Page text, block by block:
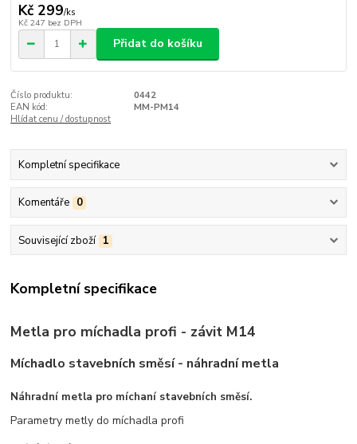
Kč 299/ks
Kč 247 bez DPH
Přidat do košíku
Číslo produktu:
0442
EAN kód:
MM-PM14
Hlídat cenu / dostupnost
Kompletní specifikace
Komentáře 0
Související zboží 1
Kompletní specifikace
Metla pro míchadla profi - závit M14
Míchadlo stavebních směsí - náhradní metla
Náhradní metla pro míchaní stavebních směsí.
Parametry metly do míchadla profi